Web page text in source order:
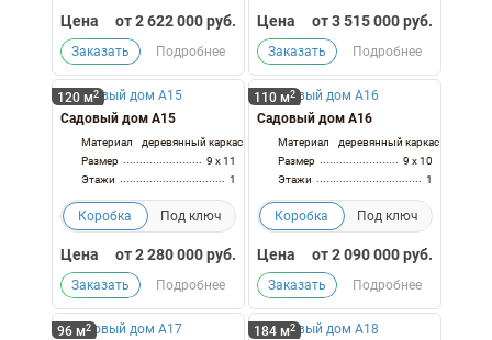
Цена от2 622 000руб.
Заказать Подробнее
Цена от3 515 000руб.
Заказать Подробнее
120 м2
Садовый дом А15
Материал
деревянный каркас
Размер
9 x 11
Этажи
1
Коробка Под ключ
Цена от2 280 000руб.
Заказать Подробнее
110 м2
Садовый дом А16
Материал
деревянный каркас
Размер
9 x 10
Этажи
1
Коробка Под ключ
Цена от2 090 000руб.
Заказать Подробнее
96 м2 184 м2